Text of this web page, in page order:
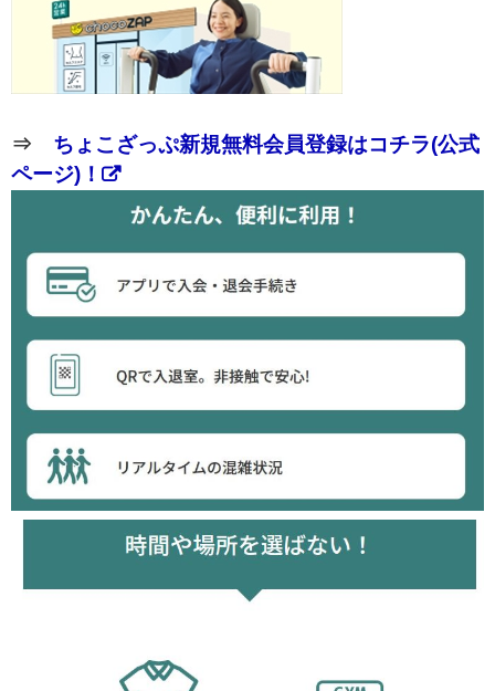
⇒ ちょこざっぷ新規無料会員登録はコチラ(公式
ページ)！